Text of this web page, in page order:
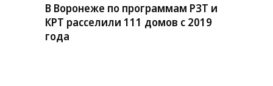
В Воронеже по программам РЗТ и
КРТ расселили 111 домов с 2019
года